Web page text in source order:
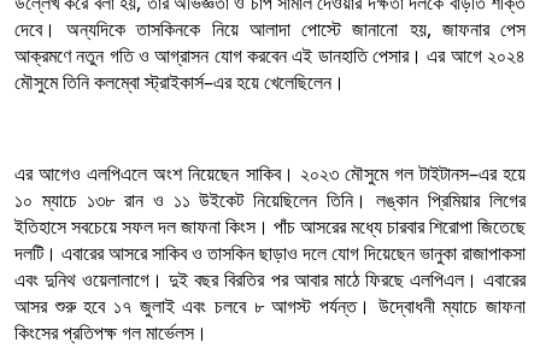
দেবে। অন্যদিকে তাসকিনকে নিয়ে আলাদা পোস্টে জানানো হয়, জাফনার পেস
আক্রমণে নতুন গতি ও আগ্রাসন যোগ করবেন এই ডানহাতি পেসার। এর আগে ২০২৪
মৌসুমে তিনি কলম্বো স্ট্রাইকার্স–এর হয়ে খেলেছিলেন।
এর আগেও এলপিএলে অংশ নিয়েছেন সাকিব। ২০২৩ মৌসুমে গল টাইটানস–এর হয়ে
১০ ম্যাচে ১৩৮ রান ও ১১ উইকেট নিয়েছিলেন তিনি। লঙ্কান প্রিমিয়ার লিগের
ইতিহাসে সবচেয়ে সফল দল জাফনা কিংস। পাঁচ আসরের মধ্যে চারবার শিরোপা জিতেছে
দলটি। এবারের আসরে সাকিব ও তাসকিন ছাড়াও দলে যোগ দিয়েছেন ভানুকা রাজাপাকসা
এবং দুনিথ ওয়েলালাগে। দুই বছর বিরতির পর আবার মাঠে ফিরছে এলপিএল। এবারের
আসর শুরু হবে ১৭ জুলাই এবং চলবে ৮ আগস্ট পর্যন্ত। উদ্বোধনী ম্যাচে জাফনা
কিংসের প্রতিপক্ষ গল মার্ভেলস।